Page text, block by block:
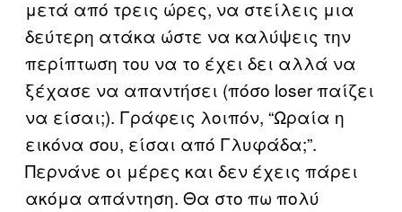
μετά από τρεις ώρες, να στείλεις μια
δεύτερη ατάκα ώστε να καλύψεις την
περίπτωση του να το έχει δει αλλά να
ξέχασε να απαντήσει (πόσο loser παίζει
να είσαι;). Γράφεις λοιπόν, “Ωραία η
εικόνα σου, είσαι από Γλυφάδα;”.
Περνάνε οι μέρες και δεν έχεις πάρει
ακόμα απάντηση. Θα στο πω πολύ